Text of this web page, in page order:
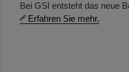
Bei GSI entsteht das neue
Erfahren Sie mehr.